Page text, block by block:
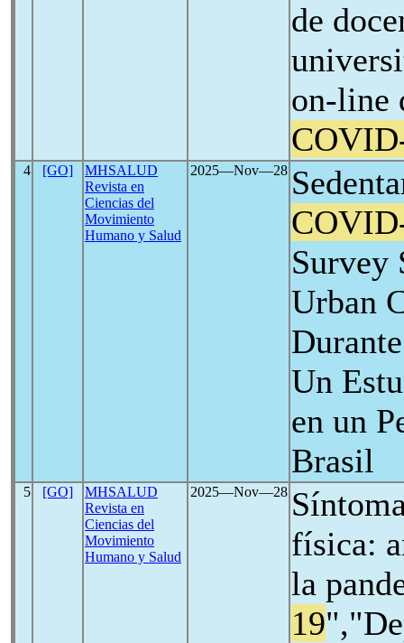
de
on-line
4 [GO]
MHSALUD
Revista en
Ciencias del
Movimiento
Humano y Salud
2025―Nov―28
Survey
Urban
Un
en un
Brasil
5 [GO]
MHSALUD
Revista en
Ciencias del
Movimiento
Humano y Salud
2025―Nov―28
física:
la
19